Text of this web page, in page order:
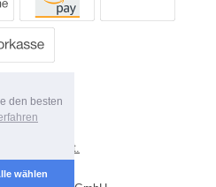
den besten
wählen
inkl. MwSt.